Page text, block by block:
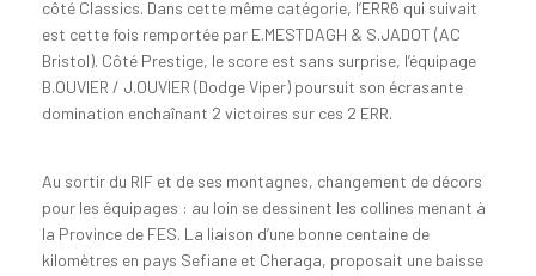
côté Classics. Dans cette même catégorie, l’ERR6 qui suivait
est cette fois remportée par E.MESTDAGH & S.JADOT (AC
Bristol). Côté Prestige, le score est sans surprise, l’équipage
B.OUVIER / J.OUVIER (Dodge Viper) poursuit son écrasante
domination enchaînant 2 victoires sur ces 2 ERR.
Au sortir du RIF et de ses montagnes, changement de décors
pour les équipages : au loin se dessinent les collines menant à
la Province de FES. La liaison d’une bonne centaine de
kilomètres en pays Sefiane et Cheraga, proposait une baisse